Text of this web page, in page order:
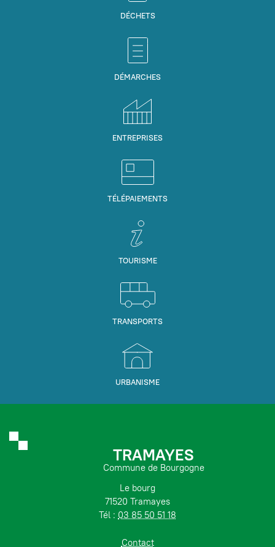
DÉCHETS
DÉMARCHES
ENTREPRISES
TÉLÉPAIEMENTS
TOURISME
TRANSPORTS
URBANISME
TRAMAYES
Commune de Bourgogne
Le bourg
71520 Tramayes
Tél : 03 85 50 51 18
Contact